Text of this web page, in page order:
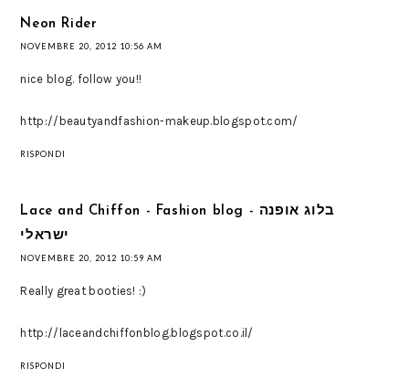
Neon Rider
NOVEMBRE 20, 2012 10:56 AM
nice blog. follow you!!
http://beautyandfashion-makeup.blogspot.com/
RISPONDI
Lace and Chiffon - Fashion blog - בלוג אופנה
ישראלי
NOVEMBRE 20, 2012 10:59 AM
Really great booties! :)
http://laceandchiffonblog.blogspot.co.il/
RISPONDI